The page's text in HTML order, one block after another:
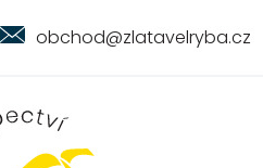
obchod@zlatavelryba.cz